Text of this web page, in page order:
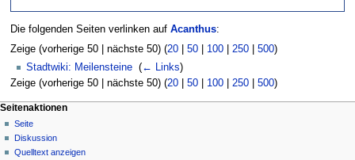
Die folgenden Seiten verlinken auf Acanthus:
Zeige (vorherige 50 | nächste 50) (20| 50| 100| 250| 500)
Stadtwiki: Meilensteine (← Links)
Zeige (vorherige 50 | nächste 50) (20| 50| 100| 250| 500)
Seitenaktionen
Seite
Diskussion
Quelltext anzeigen